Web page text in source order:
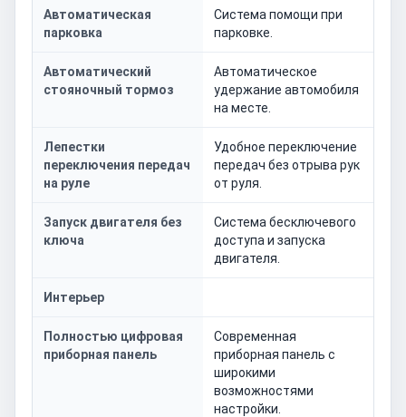
Автоматическая
парковка
Система помощи при
парковке.
Автоматический
стояночный тормоз
Автоматическое
удержание автомобиля
на месте.
Лепестки
переключения передач
на руле
Удобное переключение
передач без отрыва рук
от руля.
Запуск двигателя без
ключа
Система бесключевого
доступа и запуска
двигателя.
Интерьер
Полностью цифровая
приборная панель
Современная
приборная панель с
широкими
возможностями
настройки.